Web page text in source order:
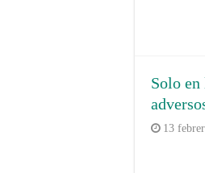
Solo
13